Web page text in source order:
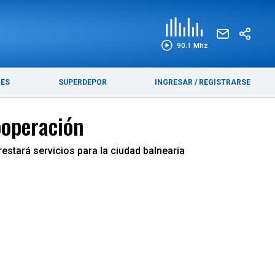
90.1 Mhz
SUPERDEPOR INGRESAR / REGISTRARSE
servicios para la ciudad balnearia